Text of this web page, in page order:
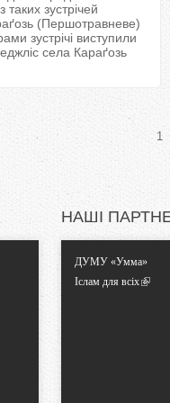
зустрічей
(Першотравневе)
зустрічі виступили
села Караґозь
1
НАШІ
ДУМУ «Умма»
Іслам для всіх